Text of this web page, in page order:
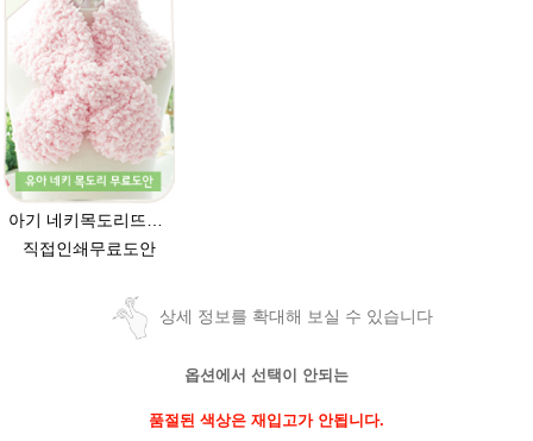
직접인쇄무료도안
상세 정보를 확대해 보실 수 있습니다
옵션에서 선택이 안되는
품절된 색상은 재입고가 안됩니다.